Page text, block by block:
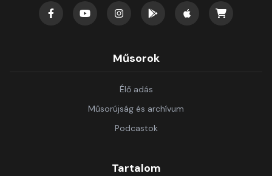
Műsorok
Élő adás
Műsorújság és archívum
Podcastok
Tartalom